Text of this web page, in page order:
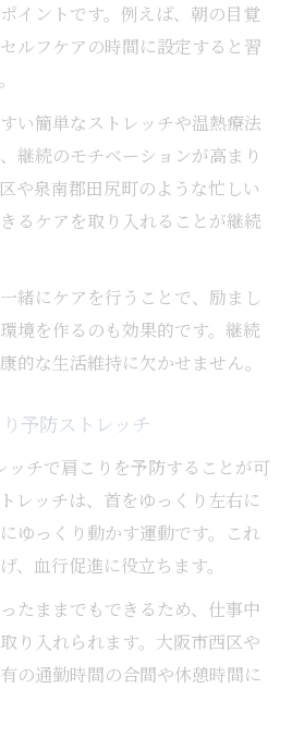
イントです。例えば、朝の目覚
ルフケアの時間に設定すると習
い簡単なストレッチや温熱療法
継続のモチベーションが高まり
や泉南郡田尻町のような忙しい
るケアを取り入れることが継続
緒にケアを行うことで、励まし
境を作るのも効果的です。継続
的な生活維持に欠かせません。
予防ストレッチ
ッチで肩こりを予防することが可
レッチは、首をゆっくり左右に
ゆっくり動かす運動です。これ
、血行促進に役立ちます。
たままでもできるため、仕事中
り入れられます。大阪市西区や
の通勤時間の合間や休憩時間に